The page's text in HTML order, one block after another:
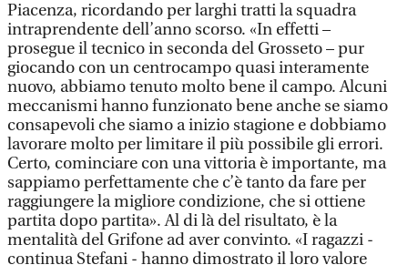
Piacenza, ricordando per larghi tratti la squadra
intraprendente dell’anno scorso. «In effetti –
prosegue il tecnico in seconda del Grosseto – pur
giocando con un centrocampo quasi interamente
nuovo, abbiamo tenuto molto bene il campo. Alcuni
meccanismi hanno funzionato bene anche se siamo
consapevoli che siamo a inizio stagione e dobbiamo
lavorare molto per limitare il più possibile gli errori.
Certo, cominciare con una vittoria è importante, ma
sappiamo perfettamente che c’è tanto da fare per
raggiungere la migliore condizione, che si ottiene
partita dopo partita». Al di là del risultato, è la
mentalità del Grifone ad aver convinto. «I ragazzi -
continua Stefani - hanno dimostrato il loro valore